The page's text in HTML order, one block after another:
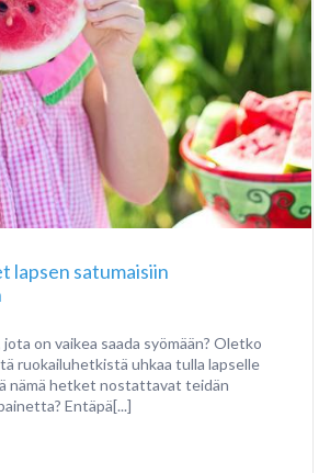
lapsen satumaisiin
on vaikea saada syömään? Oletko
ruokailuhetkistä uhkaa tulla lapselle
nämä hetket nostattavat teidän
Entäpä[...]